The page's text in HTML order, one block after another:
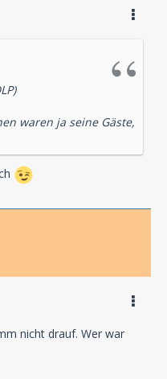
waren ja seine Gäste,
nicht drauf. Wer war